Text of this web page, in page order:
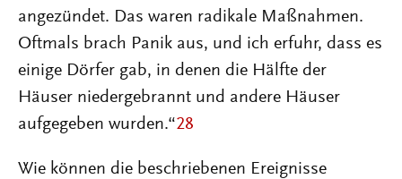
angezündet. Das waren radikale Maßnahmen.
Oftmals brach Panik aus, und ich erfuhr, dass es
einige Dörfer gab, in denen die Hälfte der
Häuser niedergebrannt und andere Häuser
aufgegeben wurden.“28
Wie können die beschriebenen Ereignisse